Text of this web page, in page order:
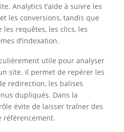
Analytics t’aide à suivre les
les conversions, tandis que
les requêtes, les clics, les
d’indexation.
utile pour analyser
site. Il permet de repérer les
redirection, les balises
dupliqués. Dans la
évite de laisser traîner des
référencement.